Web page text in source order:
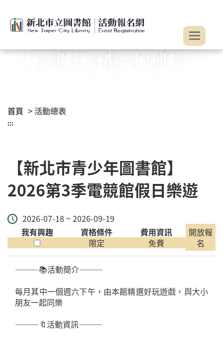
首頁 > 活動總表
:::
【新北市青少年圖書館】
2026第3季電競館假日樂遊
2026-07-18 ~ 2026-09-19
我有興趣
資格條件
限定
費用資訊
免費
開放報
名
———📚️活動簡介———
每月其中一個週六下午，由本館精選好玩遊戲，與大小
朋友一起同樂
———🔖活動資訊———